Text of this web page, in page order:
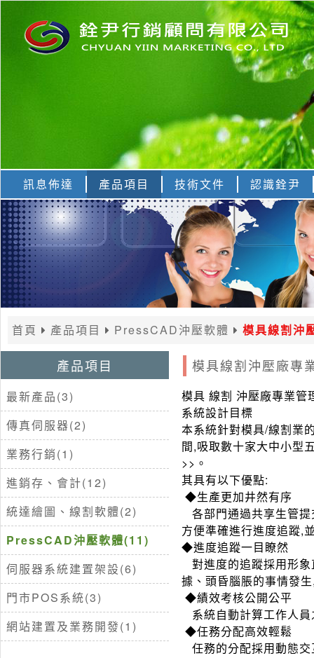
訊息佈達 產品項目 技術文件 認識銓尹
首頁 產品項目 PressCAD沖壓軟體 模具線割沖
產品項目
最新產品(3)
傳真伺服器(2)
業務行銷(1)
進銷存、會計(12)
統達繪圖、線割軟體(2)
PressCAD沖壓軟體(11)
伺服器系統建置架設(6)
門市POS系統(3)
網站建置及業務開發(1)
模具線割沖壓廠專
模具 線割 沖壓廠專業管
系統設計目標
本系統針對模具/線割業
間,吸取數十家大中小型
>>。
其具有以下優點:
◆生產更加井然有序
各部門通過共享生管
方便準確進行進度追蹤,
◆進度追蹤一目瞭然
對進度的追蹤採用形
據、頭昏腦脹的事情發
◆績效考核公開公平
系統自動計算工作人
◆任務分配高效輕鬆
任務的分配採用動態